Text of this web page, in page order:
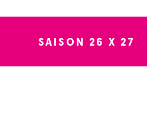
SAISON 26 X 27